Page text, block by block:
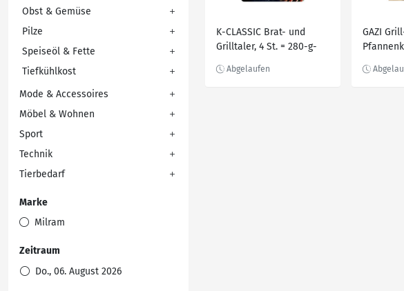
Obst & Gemüse
Pilze
Speiseöl & Fette
Tiefkühlkost
Mode & Accessoires
Möbel & Wohnen
Sport
Technik
Tierbedarf
Marke
Milram
Zeitraum
Do., 06. August 2026
K-CLASSIC Brat- und
Grilltaler, 4 St. = 280-g-
GAZI